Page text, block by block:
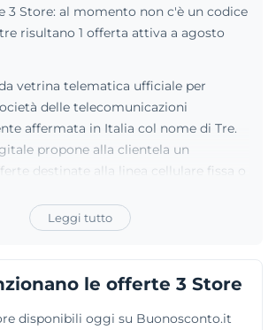
3 Store: al momento non c'è un codice
risultano 1 offerta attiva a agosto
vetrina telematica ufficiale per
delle telecomunicazioni
affermata in Italia col nome di Tre.
propone alla clientela un
destinate alla linea cellulare fissa o
svariati piani tariffari,
di optare per una
Tali formule miste sommano alla
tablet. Le tariffe ricalcano
Leggi tutto
le offerte 3 Store
disponibili oggi su Buonosconto.it